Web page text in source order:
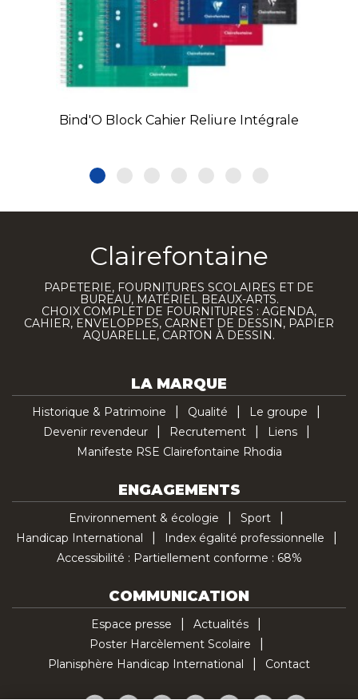
Bind'O Block Cahier Reliure Intégrale
Clairefontaine
PAPETERIE, FOURNITURES SCOLAIRES ET DE
BUREAU, MATÉRIEL BEAUX-ARTS.
CHOIX COMPLET DE FOURNITURES : AGENDA,
CAHIER, ENVELOPPES, CARNET DE DESSIN, PAPIER
AQUARELLE, CARTON À DESSIN.
LA MARQUE
Historique & Patrimoine Qualité
Le groupe
Devenir revendeur
Recrutement
Liens
Manifeste RSE Clairefontaine Rhodia
ENGAGEMENTS
Environnement & écologie
Sport
Handicap International
Index égalité professionnelle
Accessibilité : Partiellement conforme : 68%
COMMUNICATION
Espace presse
Actualités
Poster Harcèlement Scolaire
Planisphère Handicap International
Contact